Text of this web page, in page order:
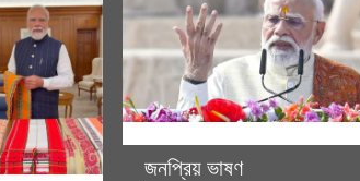
জনপ্রিয় ভাষণ